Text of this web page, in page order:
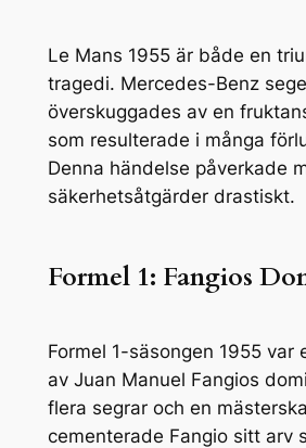
Le Mans 1955 är både en
tragedi. Mercedes-Benz
överskuggades av en
som resulterade i många
Denna händelse påverkade
säkerhetsåtgärder drastiskt.
Formel 1: Fangios
Formel 1-säsongen 1955 var
av Juan Manuel Fangios
flera segrar och en
cementerade Fangio sitt arv